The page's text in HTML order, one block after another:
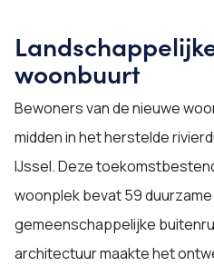
woonbuurt
Bewoners van de nieuwe
midden in het herstelde
IJssel. Deze
woonplek bevat 59
gemeenschappelijke
architectuur maakte het